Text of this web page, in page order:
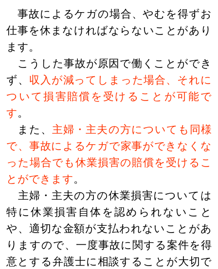
事故によるケガの場合、やむを得ずお
仕事を休まなければならないことがあり
ます。
こうした事故が原因で働くことができ
ず、 収入が減ってしまった場合、それに
ついて損害賠償を受けることが可能で
す。
また、 主婦・主夫の方についても同様
で、事故によるケガで家事ができなくな
った場合でも休業損害の賠償を受けるこ
とができます。
主婦・主夫の方の休業損害については
特に休業損害自体を認められないこと
や、適切な金額が支払われないことがあ
りますので、一度事故に関する案件を得
意とする弁護士に相談することが大切で